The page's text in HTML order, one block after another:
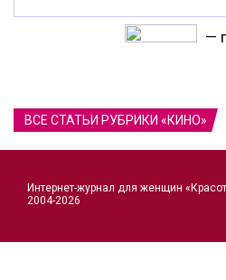
—
ВСЕ СТАТЬИ РУБРИКИ «КИНО»
Интернет-журнал для женщин
2004-2026